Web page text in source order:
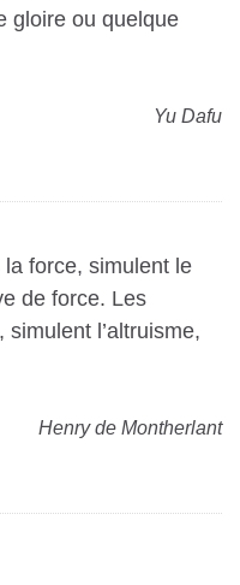
gloire ou quelque
Yu Dafu
la force, simulent le
de force. Les
l’altruisme,
Henry de Montherlant